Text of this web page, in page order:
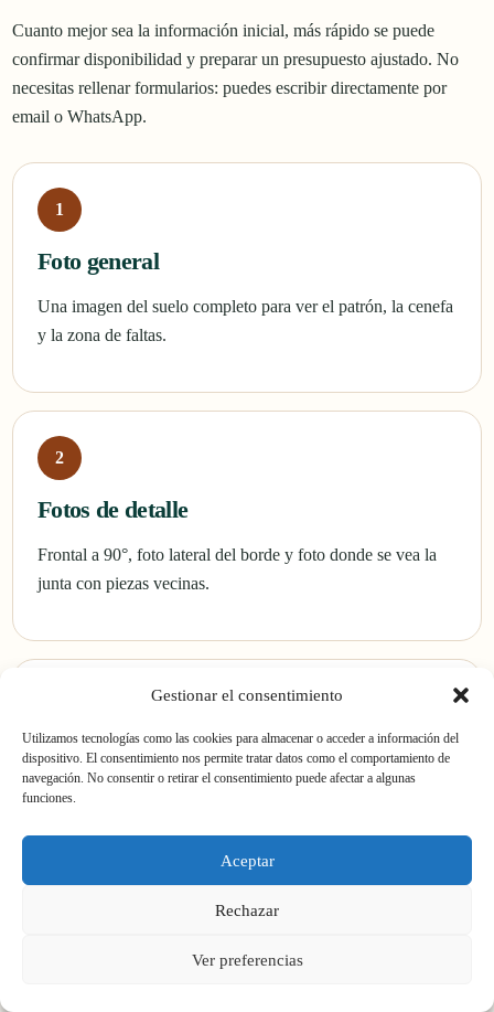
Gestionar el consentimiento
Utilizamos tecnologías como las cookies para almacenar o acceder a información del
dispositivo. El consentimiento nos permite tratar datos como el comportamiento de
navegación. No consentir o retirar el consentimiento puede afectar a algunas
funciones.
Aceptar
Rechazar
Ver preferencias
Cuanto mejor sea la información inicial, más rápido se puede
confirmar disponibilidad y preparar un presupuesto ajustado. No
necesitas rellenar formularios: puedes escribir directamente por
email o WhatsApp.
Foto general
Una imagen del suelo completo para ver el patrón, la cenefa
y la zona de faltas.
Fotos de detalle
Frontal a 90°, foto lateral del borde y foto donde se vea la
junta con piezas vecinas.
Medidas
Lado, ancho, largo o grosor aproximado. Si dudas, indica la
medida más cercana.